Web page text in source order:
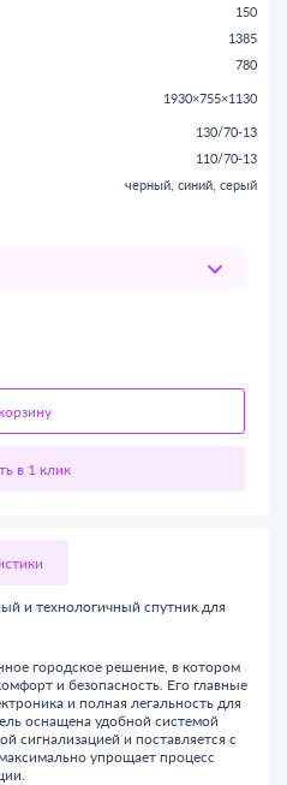
150
1385
780
1930×755×1130
130/70-13
110/70-13
черный, синий, серый
и технологичный спутник для
городское решение, в котором
и безопасность. Его главные
и полная легальность для
оснащена удобной системой
сигнализацией и поставляется с
упрощает процесс